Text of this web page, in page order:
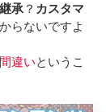
承 ？ カスタマ
らないですよ
違いというこ